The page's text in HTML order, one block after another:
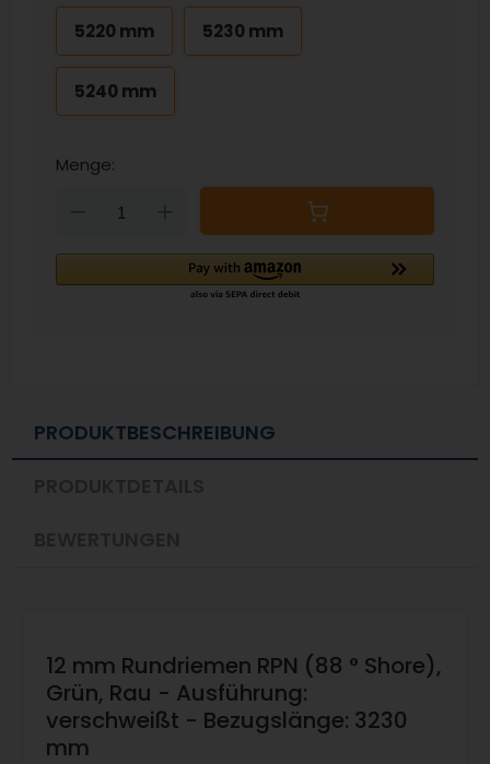
5220 mm 5230 mm
5240 mm
Menge:
Down
PRODUKTBESCHREIBUNG
12 mm Rundriemen RPN (88 ° Shore),
Grün, Rau - Ausführung:
verschweißt - Bezugslänge: 3230
mm